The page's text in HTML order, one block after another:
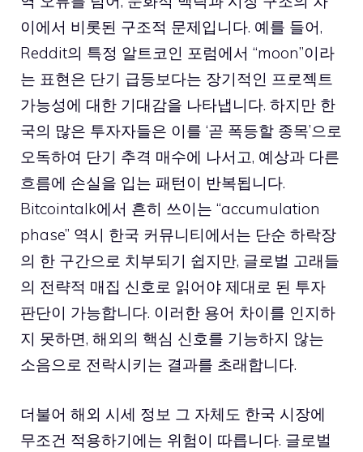
이에서 비롯된 구조적 문제입니다. 예를 들어,
Reddit의 특정 알트코인 포럼에서 “moon”이라
는 표현은 단기 급등보다는 장기적인 프로젝트
가능성에 대한 기대감을 나타냅니다. 하지만 한
국의 많은 투자자들은 이를 ‘곧 폭등할 종목’으로
오독하여 단기 추격 매수에 나서고, 예상과 다른
흐름에 손실을 입는 패턴이 반복됩니다.
Bitcointalk에서 흔히 쓰이는 “accumulation
phase” 역시 한국 커뮤니티에서는 단순 하락장
의 한 구간으로 치부되기 쉽지만, 글로벌 고래들
의 전략적 매집 신호로 읽어야 제대로 된 투자
판단이 가능합니다. 이러한 용어 차이를 인지하
지 못하면, 해외의 핵심 신호를 기능하지 않는
소음으로 전락시키는 결과를 초래합니다.
더불어 해외 시세 정보 그 자체도 한국 시장에
무조건 적용하기에는 위험이 따릅니다. 글로벌